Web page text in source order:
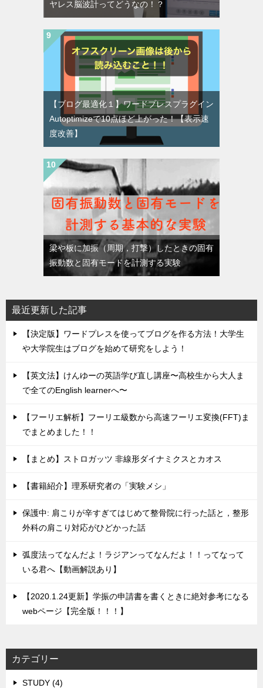
ヤレス脳波計ってどうなの！？
【ブログ最適化１】ワードプレスプラグイン
Autoptimizeで10点ほど上がった！【表示速
度改善】
梁や板に加振（周期，打撃）したときの固有
振動数と固有モードを計測する実験
最近更新した記事
【決定版】ワードプレスを使ってブログを作る方法！大学生
や大学院生はブログを始めて研究をしよう！
【英文法】けんゆーの英語学び直し講座〜高校生から大人ま
で全てのEnglish learnerへ〜
【フーリエ解析】フーリエ級数から高速フーリエ変換(FFT)ま
でまとめました！！
【まとめ】ストロガッツ 非線形ダイナミクスとカオス
【書籍紹介】理系研究者の「実験メシ」
保護中: 肩こりが辛すぎてはじめて整骨院に行った話と，整形
外科の肩こり対応がひどかった話
弧度法ってなんだよ！ラジアンってなんだよ！！ってなって
いる君へ【動画解説あり】
【2020.1.24更新】学振の申請書を書くときに絶対参考になる
webページ【完全版！！！】
カテゴリー
STUDY (4)